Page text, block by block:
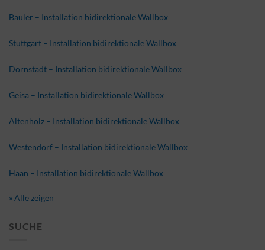
Bauler – Installation bidirektionale Wallbox
Stuttgart – Installation bidirektionale Wallbox
Dornstadt – Installation bidirektionale Wallbox
Geisa – Installation bidirektionale Wallbox
Altenholz – Installation bidirektionale Wallbox
Westendorf – Installation bidirektionale Wallbox
Haan – Installation bidirektionale Wallbox
» Alle zeigen
SUCHE